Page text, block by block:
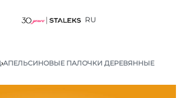
RU
›АПЕЛЬСИНОВЫЕ ПАЛОЧКИ ДЕРЕВЯННЫЕ